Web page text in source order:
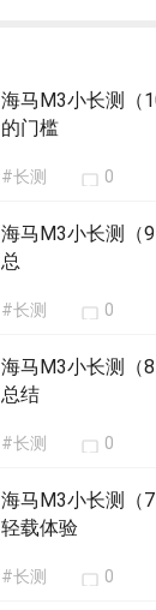
海马M3小长测（
的门槛
#长测 0
海马M3小长测（
总
#长测 0
海马M3小长测（
总结
#长测 0
海马M3小长测（7
轻载体验
#长测 0